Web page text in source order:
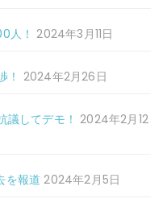
人！ 2024年3月11日
！ 2024年2月26日
議してデモ！ 2024年2月12
を報道 2024年2月5日